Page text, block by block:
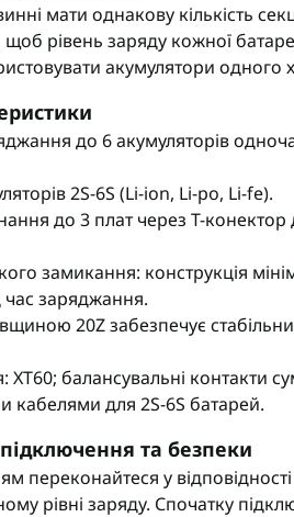
мати однакову кількість
рівень заряду кожної
акумулятори одного
до 6 акумуляторів
2S-6S (Li-ion, Li-po, Li-fe).
до 3 плат через Т-
замикання: конструкція
заряджання.
20Z забезпечує
балансувальні контакти
кабелями для 2S-6S батарей.
та безпеки
переконайтеся у відповідності
рівні заряду. Спочатку